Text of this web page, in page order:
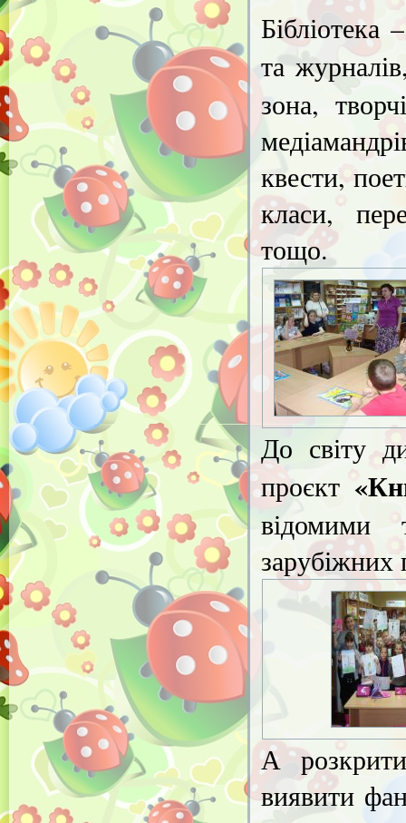
та
зона,
квести,
класи,
тощо.
До світу
проєкт
відомими
зарубіжних
А
виявити